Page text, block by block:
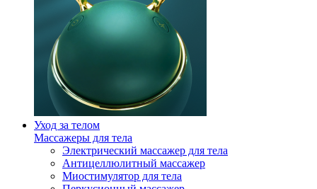
Уход за телом
Массажеры для тела
Электрический массажер для тела
Антицеллюлитный массажер
Миостимулятор для тела